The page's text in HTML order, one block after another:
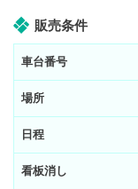
販売条件
車台番号
場所
日程
看板消し